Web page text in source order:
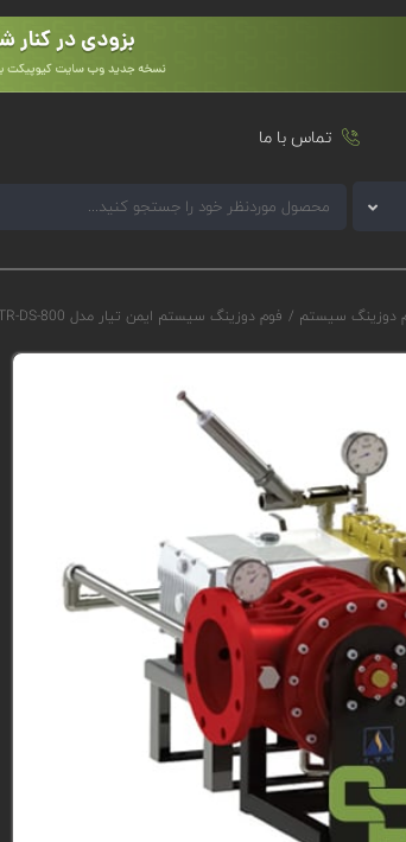
تماس با ما
دوزینگ سیستم / فوم دوزینگ سیستم ایمن تیار مدل TR-DS-800